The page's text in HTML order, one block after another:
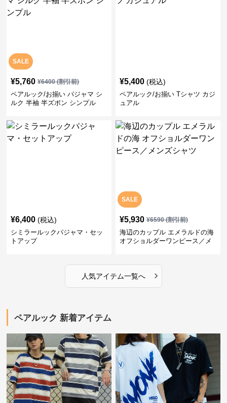
SALE
¥5,760 ¥6400(割引前)
ペアルック/お揃い パジャマ シ
ルク 半袖 半ズボン シンプル
¥5,400 (税込)
ペアルック/お揃い Tシャツ カジ
ュアル
¥6,400 (税込)
シミラールックパジャマ・セッ
トアップ
SALE
¥5,930 ¥6590(割引前)
海辺のカップル エメラルドの海
オフショルダーワンピース／メ
人気アイテム一覧へ ›
ペアルック 新着アイテム